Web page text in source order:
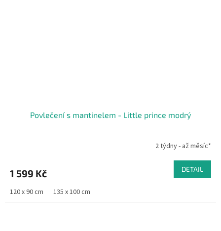
Povlečení s mantinelem - Little prince modrý
2 týdny - až měsíc*
1 599 Kč DETAIL
120 x 90 cm 135 x 100 cm